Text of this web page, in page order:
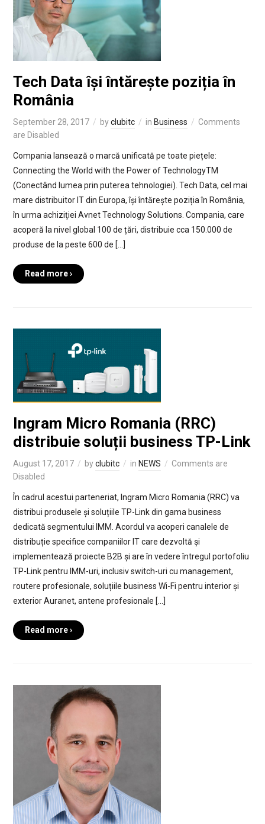
Tech Data își întărește poziția în
România
September 28, 2017 byclubitc in Business
Comments
are Disabled
Compania lansează o marcă unificată pe toate piețele:
Connecting the World with the Power of TechnologyTM
(Conectând lumea prin puterea tehnologiei). Tech Data, cel mai
mare distribuitor IT din Europa, își întărește poziția în România,
în urma achiziţiei Avnet Technology Solutions. Compania, care
acoperă la nivel global 100 de țări, distribuie cca 150.000 de
produse de la peste 600 de […]
Read more ›
Ingram Micro Romania (RRC)
distribuie soluții business TP-Link
August 17, 2017 byclubitc in NEWS
Comments are
Disabled
În cadrul acestui parteneriat, Ingram Micro Romania (RRC) va
distribui produsele și soluțiile TP-Link din gama business
dedicată segmentului IMM. Acordul va acoperi canalele de
distribuție specifice companiilor IT care dezvoltă și
implementează proiecte B2B și are în vedere întregul portofoliu
TP-Link pentru IMM-uri, inclusiv switch-uri cu management,
routere profesionale, soluțiile business Wi-Fi pentru interior și
exterior Auranet, antene profesionale […]
Read more ›